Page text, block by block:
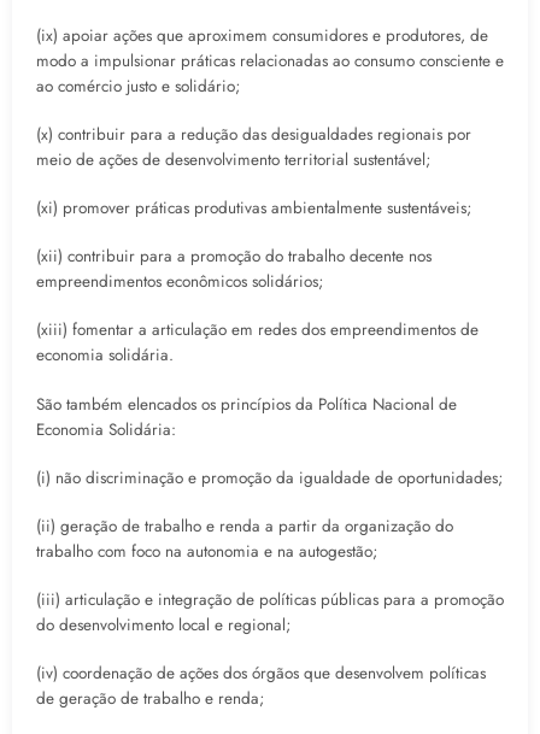
(ix) apoiar ações que aproximem consumidores e produtores, de
modo a impulsionar práticas relacionadas ao consumo consciente e
ao comércio justo e solidário;
(x) contribuir para a redução das desigualdades regionais por
meio de ações de desenvolvimento territorial sustentável;
(xi) promover práticas produtivas ambientalmente sustentáveis;
(xii) contribuir para a promoção do trabalho decente nos
empreendimentos econômicos solidários;
(xiii) fomentar a articulação em redes dos empreendimentos de
economia solidária.
São também elencados os princípios da Política Nacional de
Economia Solidária:
(i) não discriminação e promoção da igualdade de oportunidades;
(ii) geração de trabalho e renda a partir da organização do
trabalho com foco na autonomia e na autogestão;
(iii) articulação e integração de políticas públicas para a promoção
do desenvolvimento local e regional;
(iv) coordenação de ações dos órgãos que desenvolvem políticas
de geração de trabalho e renda;